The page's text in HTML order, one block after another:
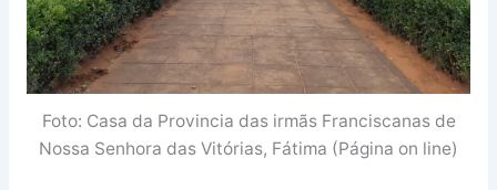
Foto: Casa da Provincia das irmãs Franciscanas de
Nossa Senhora das Vitórias, Fátima (Página on line)